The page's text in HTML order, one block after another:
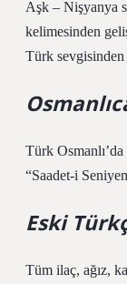
Aşk – Nişyanya
kelimesinden
Türk
Türk
“Saadet-i
Eski
Tüm ilaç, ağız,